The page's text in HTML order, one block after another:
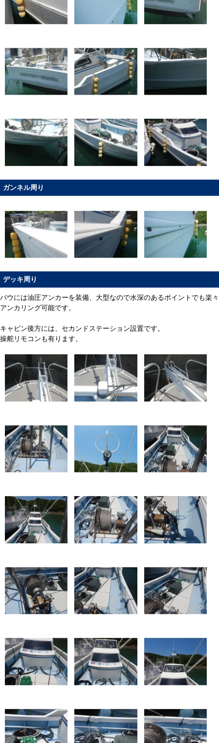
ガンネル周り
デッキ周り
バウには油圧アンカーを装備、大型なので水深のあるポイントでも楽々
アンカリング可能です。
キャビン後方には、セカンドステーション設置です。
操舵リモコンも有ります。